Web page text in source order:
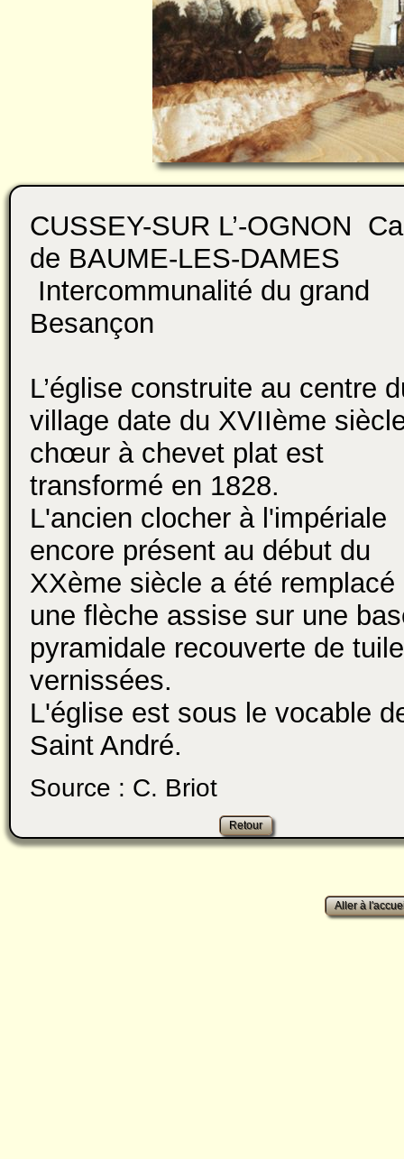
CUSSEY-SUR L’-OGNON
de BAUME-LES-DAMES
Intercommunalité du grand
Besançon
L’église construite au centre
village date du XVIIème
chœur à chevet plat est
transformé en 1828.
L'ancien clocher à l'impériale
encore présent au début du
XXème siècle a été remplacé
une flèche assise sur une
pyramidale recouverte de
vernissées.
L'église est sous le vocable
Saint André.
Source : C. Briot